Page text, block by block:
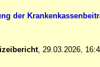
der
, 29.03.2026,